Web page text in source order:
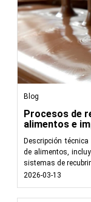
Blog
Procesos de
alimentos e
Descripción
de alimentos,
sistemas de
2026-03-13